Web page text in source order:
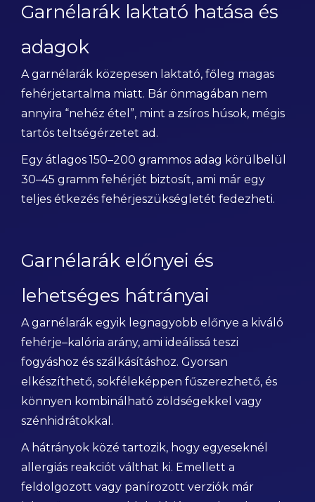
Garnélarák laktató hatása és
adagok
A garnélarák közepesen laktató, főleg magas
fehérjetartalma miatt. Bár önmagában nem
annyira “nehéz étel”, mint a zsíros húsok, mégis
tartós teltségérzetet ad.
Egy átlagos 150–200 grammos adag körülbelül
30–45 gramm fehérjét biztosít, ami már egy
teljes étkezés fehérjeszükségletét fedezheti.
Garnélarák előnyei és
lehetséges hátrányai
A garnélarák egyik legnagyobb előnye a kiváló
fehérje–kalória arány, ami ideálissá teszi
fogyáshoz és szálkásításhoz. Gyorsan
elkészíthető, sokféleképpen fűszerezhető, és
könnyen kombinálható zöldségekkel vagy
szénhidrátokkal.
A hátrányok közé tartozik, hogy egyeseknél
allergiás reakciót válthat ki. Emellett a
feldolgozott vagy panírozott verziók már